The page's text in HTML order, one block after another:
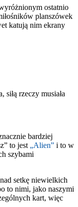
ostatnio
planszówek
katują nim ekrany
rzeczy musiała
bardziej
to jest „Alien” i to w
szybami
setkę niewielkich
to nimi, jako naszymi
kart, więc